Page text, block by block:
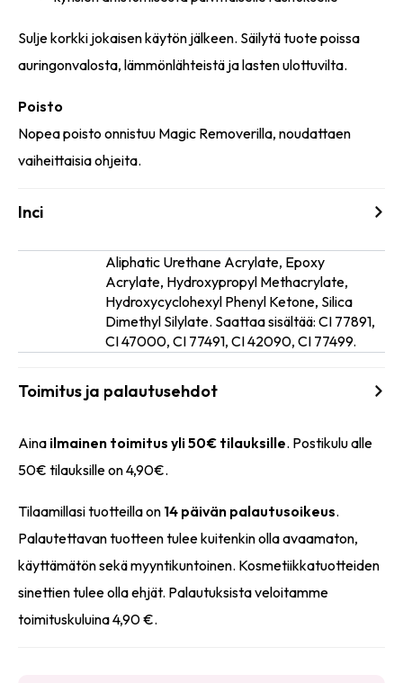
Sulje korkki jokaisen käytön jälkeen. Säilytä tuote poissa
auringonvalosta, lämmönlähteistä ja lasten ulottuvilta.
Poisto
Nopea poisto onnistuu Magic Removerilla, noudattaen
vaiheittaisia ohjeita.
Inci
Aliphatic Urethane Acrylate, Epoxy
Acrylate, Hydroxypropyl Methacrylate,
Hydroxycyclohexyl Phenyl Ketone, Silica
Dimethyl Silylate. Saattaa sisältää: CI 77891,
CI 47000, CI 77491, CI 42090, CI 77499.
Toimitus ja palautusehdot
Aina ilmainen toimitus yli 50€ tilauksille. Postikulu alle
50€ tilauksille on 4,90€.
Tilaamillasi tuotteilla on 14 päivän palautusoikeus.
Palautettavan tuotteen tulee kuitenkin olla avaamaton,
käyttämätön sekä myyntikuntoinen. Kosmetiikkatuotteiden
sinettien tulee olla ehjät. Palautuksista veloitamme
toimituskuluina 4,90 €.